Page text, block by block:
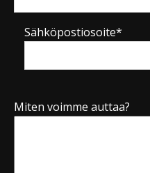
Sähköpostiosoite*
Miten voimme auttaa?